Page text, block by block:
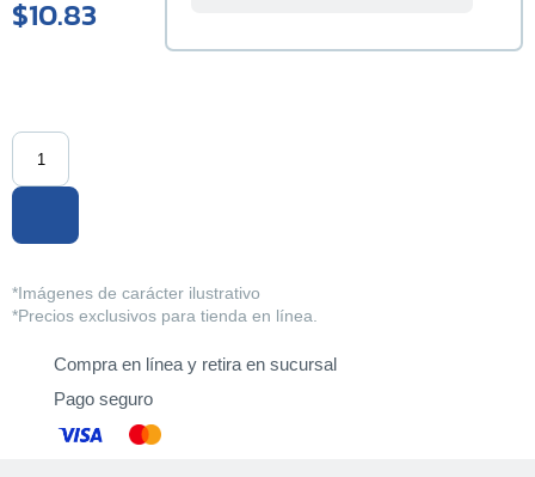
Sucursal Merliot
Sucursal San Marcos
Sucursal Lourdes
$10.83
*Imágenes de carácter ilustrativo
*Precios exclusivos para tienda en línea.
Compra en línea y retira en sucursal
Pago seguro